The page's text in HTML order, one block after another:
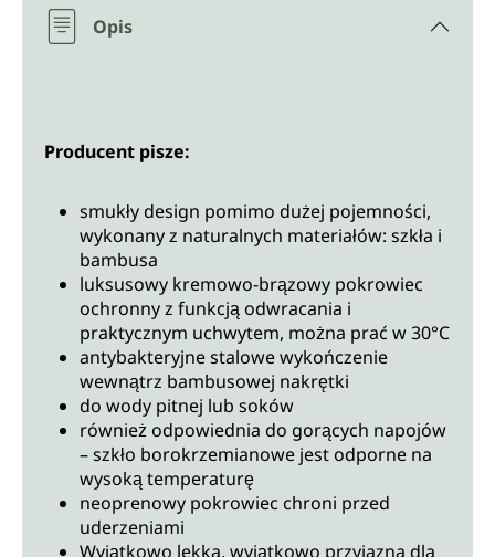
Opis
Producent pisze:
smukły design pomimo dużej pojemności,
wykonany z naturalnych materiałów: szkła i
bambusa
luksusowy kremowo-brązowy pokrowiec
ochronny z funkcją odwracania i
praktycznym uchwytem, można prać w 30°C
antybakteryjne stalowe wykończenie
wewnątrz bambusowej nakrętki
do wody pitnej lub soków
również odpowiednia do gorących napojów
– szkło borokrzemianowe jest odporne na
wysoką temperaturę
neoprenowy pokrowiec chroni przed
uderzeniami
Wyjątkowo lekka, wyjątkowo przyjazna dla